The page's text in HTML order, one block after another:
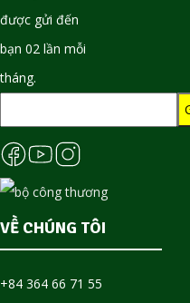
được gửi đến
bạn 02 lần mỗi
tháng.
VỀ CHÚNG TÔI
+84 364 66 71 55